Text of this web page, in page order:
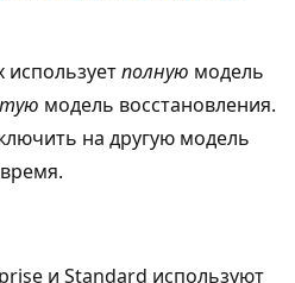
используетполную модель
модель восстановления.
на другую модель
и Standard используют